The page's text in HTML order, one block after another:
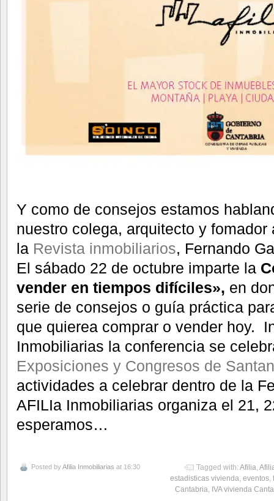
Y como de consejos estamos
nuestro colega, arquitecto y
la Revista inmobiliarios, Fernando
El sábado 22 de octubre imparte la
vender en tiempos difíciles», en
serie de consejos o guía práctica
que quierea comprar o vender hoy.
Inmobiliarias la conferencia se
Exposiciones y Congresos de
actividades a celebrar dentro de la
AFILIa Inmobiliarias organiza el 21,
esperamos…
Posted byAfilia Inmobiliarias at 16:30 Tagged with: Afilia,
estadisticas vivienda, eventos,
Cantabria, IVA vivienda